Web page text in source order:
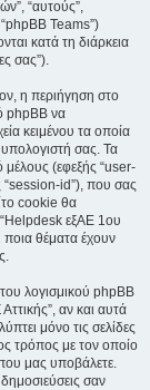
“αυτούς”,
Teams”)
κατά τη διάρκεια
σας”).
η περιήγηση στο
phpBB να
κειμένου τα οποία
σας. Τα
(εφεξής “user-
“session-id”), που σας
cookie θα
“Helpdesk εξΑΕ 1ου
ποια θέματα έχουν
λογισμικού phpBB
αν και αυτά
μόνο τις σελίδες
τρόπος με τον οποίο
μας υποβάλετε.
σαν